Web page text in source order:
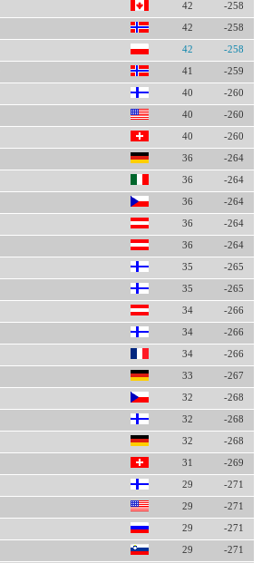
42 -258
42 -258
42 -258
41 -259
40 -260
40 -260
40 -260
36 -264
36 -264
36 -264
36 -264
36 -264
35 -265
35 -265
34 -266
34 -266
34 -266
33 -267
32 -268
32 -268
32 -268
31 -269
29 -271
29 -271
29 -271
29 -271